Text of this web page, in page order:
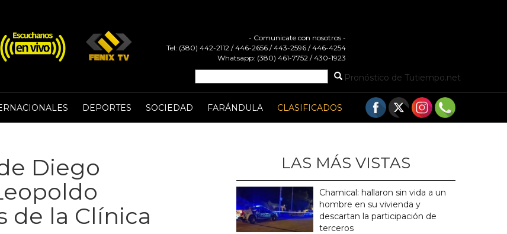
- Comunicate con nosotros -
Tel: (380) 442-2112 / 446-2656 / 443-2596 / 446-4254
Whatsapp: (380) 461-7752 / 430-1923
Pronóstico de Tutiempo.net
DEPORTES SOCIEDAD FARÁNDULA CLASIFICADOS
Diego
de la Clínica
LAS MÁS VISTAS
Chamical: hallaron sin vida a un
hombre en su vivienda y
descartan la participación de
terceros